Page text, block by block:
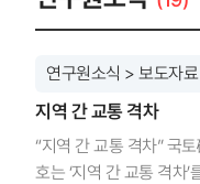
연구원소식 > 보도자료
지역 간 교통 격차
“지역 간 교통 격차” 국
호는 ‘지역 간 교통 격차